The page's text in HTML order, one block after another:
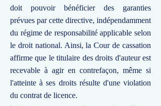
doit pouvoir bénéficier des garanties
prévues par cette directive, indépendamment
du régime de responsabilité applicable selon
le droit national. Ainsi, la Cour de cassation
affirme que le titulaire des droits d'auteur est
recevable à agir en contrefaçon, même si
l'atteinte à ses droits résulte d'une violation
du contrat de licence.